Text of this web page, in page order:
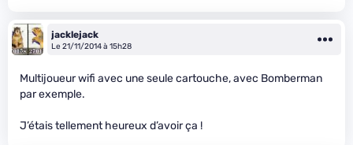
jacklejack
Le 21/11/2014 à 15h28
Multijoueur wifi avec une seule cartouche, avec Bomberman
par exemple.
J’étais tellement heureux d’avoir ça !